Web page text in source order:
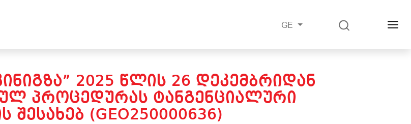
GE
2025 ᲬᲚᲘᲡ 26 ᲓᲔᲙᲔᲛᲑᲠᲘᲓᲐᲜ
ᲞᲠᲝᲪᲔᲓᲣᲠᲐᲡ ᲢᲐᲜᲒᲔᲜᲪᲘᲐᲚᲣᲠᲘ
ᲨᲔᲡᲐᲮᲔᲑ (GEO250000636)